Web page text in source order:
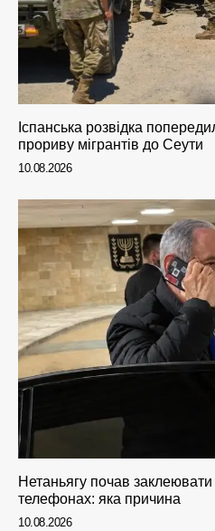
Іспанська розвідка
прориву мігрантів до Сеути
10.08.2026
Нетаньягу почав
телефонах: яка причина
10.08.2026